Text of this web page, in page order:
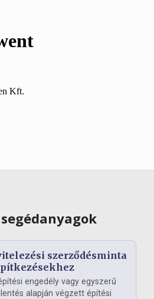
szerződésminta
engedély vagy egyszerű
alapján végzett építési